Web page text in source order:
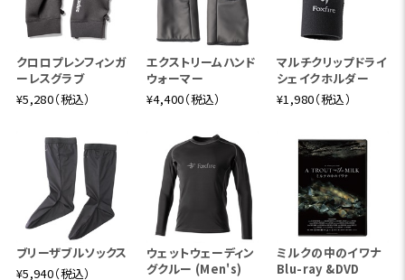
スコーロン®は、洗濯耐久性を飛躍的に向上させた画期
的な防虫素材。初期性能で90%以上、洗濯20回後でも8
0%以上の防虫効果を維持します。(アース製薬社内測定
値)
クロロプレンフィンガ
ーレスグラブ
¥5,280（税込）
エクストリームハンド
ウォーマー
¥4,400（税込）
マルチクリップドライ
シェイクホルダー
¥1,980（税込）
ブリーザブルソックス
¥5,940（税込）
ウェットウェーディン
グクルー (Men's)
ミルクの中のイワナ
Blu-ray &DVD